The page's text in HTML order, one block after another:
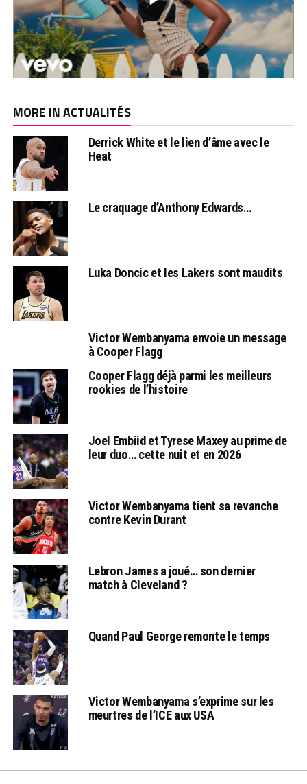
MORE IN ACTUALITÉS
Derrick White et le lien d’âme avec le
Heat
Le craquage d’Anthony Edwards…
Luka Doncic et les Lakers sont maudits
Victor Wembanyama envoie un message
à Cooper Flagg
Cooper Flagg déjà parmi les meilleurs
rookies de l’histoire
Joel Embiid et Tyrese Maxey au prime de
leur duo… cette nuit et en 2026
Victor Wembanyama tient sa revanche
contre Kevin Durant
Lebron James a joué… son dernier
match à Cleveland ?
Quand Paul George remonte le temps
Victor Wembanyama s’exprime sur les
meurtres de l’ICE aux USA